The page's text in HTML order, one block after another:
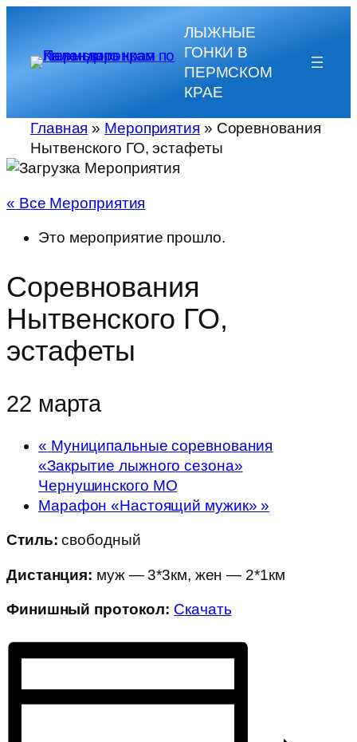
ЛЫЖНЫЕ
ГОНКИ В
ПЕРМСКОМ
КРАЕ
Главная » Мероприятия » Соревнования
Нытвенского ГО, эстафеты
« Все Мероприятия
Это мероприятие прошло.
Соревнования
Нытвенского ГО,
эстафеты
22 марта
« Муниципальные соревнования
«Закрытие лыжного сезона»
Чернушинского МО
Марафон «Настоящий мужик»»
Стиль: свободный
Дистанция: муж — 3*3км, жен — 2*1км
Финишный протокол: Скачать